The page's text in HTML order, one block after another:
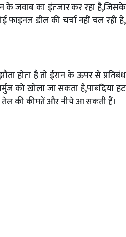
के जवाब का इंतजार कर रहा है,जिसके
डील की चर्चा नहीं चल रही है,
होता है तो ईरान के ऊपर से प्रतिबंध
को खोला जा सकता है,पाबंदिया हट
तेल की कीमतें और नीचे आ सकती हैं।